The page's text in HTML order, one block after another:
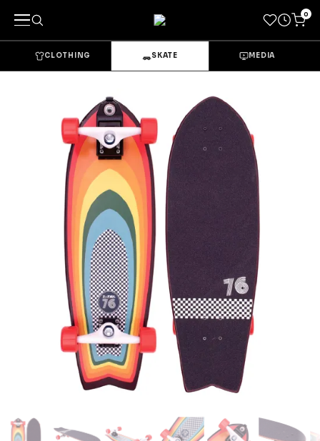
0
カテゴリーから探す
CLOTHING & GOODS
Tops Bottoms
Sets & Overalls
Headwear
Gloves Shoes
Accessories &
Goods
Complete Decks
Wheels
CLOTHING SKATE MEDIA